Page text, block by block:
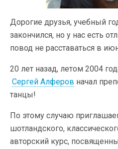
Дорогие друзья, учебный
закончился, но у нас есть
повод не расставаться в
20 лет назад, летом 2004
Сергей Алферов начал
танцы!
По этому случаю
шотландского,
авторский курс,